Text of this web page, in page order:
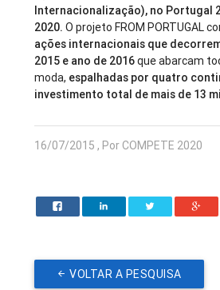
Internacionalização), no Portugal
2020. O projeto FROM PORTUGAL
ações internacionais que
2015 e ano de 2016que abarcam
moda, espalhadas por quatro
investimento total de mais de 13
16/07/2015 , Por COMPETE 2020
VOLTAR A PESQUISA